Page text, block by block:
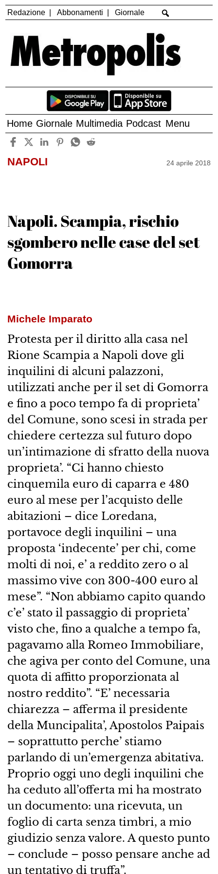
Redazione Abbonamenti Giornale
Home Giornale Multimedia Podcast Menu
NAPOLI 24 aprile 2018
Napoli. Scampia, rischio
sgombero nelle case del set
Gomorra
Michele Imparato
Protesta per il diritto alla casa nel
Rione Scampia a Napoli dove gli
inquilini di alcuni palazzoni,
utilizzati anche per il set di Gomorra
e fino a poco tempo fa di proprieta’
del Comune, sono scesi in strada per
chiedere certezza sul futuro dopo
un’intimazione di sfratto della nuova
proprieta’. “Ci hanno chiesto
cinquemila euro di caparra e 480
euro al mese per l’acquisto delle
abitazioni – dice Loredana,
portavoce degli inquilini – una
proposta ‘indecente’ per chi, come
molti di noi, e’ a reddito zero o al
massimo vive con 300-400 euro al
mese”. “Non abbiamo capito quando
c’e’ stato il passaggio di proprieta’
visto che, fino a qualche a tempo fa,
pagavamo alla Romeo Immobiliare,
che agiva per conto del Comune, una
quota di affitto proporzionata al
nostro reddito”. “E’ necessaria
chiarezza – afferma il presidente
della Muncipalita’, Apostolos Paipais
– soprattutto perche’ stiamo
parlando di un’emergenza abitativa.
Proprio oggi uno degli inquilini che
ha ceduto all’offerta mi ha mostrato
un documento: una ricevuta, un
foglio di carta senza timbri, a mio
giudizio senza valore. A questo punto
– conclude – posso pensare anche ad
un tentativo di truffa”.